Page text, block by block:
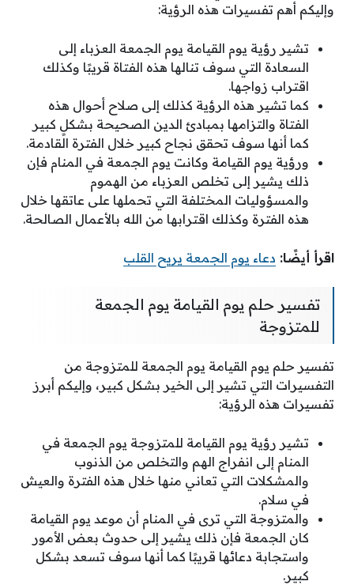
وإليكم أهم تفسيرات هذه الرؤية:
تشير رؤية يوم القيامة يوم الجمعة العزباء إلى
السعادة التي سوف تنالها هذه الفتاة قريبًا وكذلك
اقتراب زواجها.
كما تشير هذه الرؤية كذلك إلى صلاح أحوال هذه
الفتاة والتزامها بمبادئ الدين الصحيحة بشكلٍ كبير
كما أنها سوف تحقق نجاح كبير خلال الفترة القادمة.
ورؤية يوم القيامة وكانت يوم الجمعة في المنام فإن
ذلك يشير إلى تخلص العزباء من الهموم
والمسؤوليات المختلفة التي تحملها على عاتقها خلال
هذه الفترة وكذلك اقترابها من الله بالأعمال الصالحة.
اقرأ أيضًا: دعاء يوم الجمعة يريح القلب
تفسير حلم يوم القيامة يوم الجمعة
للمتزوجة
تفسير حلم يوم القيامة يوم الجمعة للمتزوجة من
التفسيرات التي تشير إلى الخير بشكل كبير، وإليكم أبرز
تفسيرات هذه الرؤية:
تشير رؤية يوم القيامة للمتزوجة يوم الجمعة في
المنام إلى انفراج الهم والتخلص من الذنوب
والمشكلات التي تعاني منها خلال هذه الفترة والعيش
في سلام.
والمتزوجة التي ترى في المنام أن موعد يوم القيامة
كان الجمعة فإن ذلك يشير إلى حدوث بعض الأمور
واستجابة دعائها قريبًا كما أنها سوف تسعد بشكل
كبير.